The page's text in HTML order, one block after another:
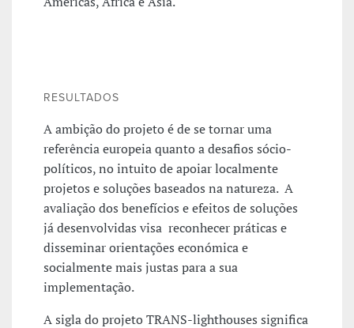
RESULTADOS
A ambição do projeto é de se tornar uma
referência europeia quanto a desafios sócio-
políticos, no intuito de apoiar localmente
projetos e soluções baseados na natureza. A
avaliação dos benefícios e efeitos de soluções
já desenvolvidas visa reconhecer práticas e
disseminar orientações económica e
socialmente mais justas para a sua
implementação.
A sigla do projeto TRANS-lighthouses significa